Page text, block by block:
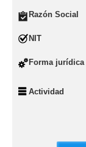
Razón Social
NIT
Forma jurídica
Actividad